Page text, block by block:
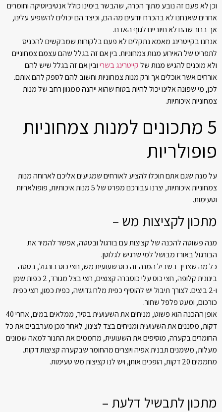
וכן לא פעם זה נובע מתוך הכרה, שהבשר בימינו כולל אנטיביוטיקה וחומרים
אחרים שאנחנו לא בהכרח יודעים מה הם, וכיצד הם יכולים להשפיע עלינו,
אך ברור שהם לא חיוביים לגוף האדם.
אנחנו בקייטרינג מאמא נתקלים לא פעם בלקוחות שמבקשים להכניס
לתפריט של האירוע מנות צמחוניות. בין אם זה בגלל שהם עצמם צמחוניים
ולא מוכנים להגיש מנות שלקייטרינג בשריובין אם זה בגלל שיש להם
אורחים אשר אוכלים אך ורק מנות צמחוניות וחשוב להם לספק להם אותם.
לכן, מי שפונה אלינו יכול להיות בטוח שהוא ייהנה ממגוון רחב של מנות
צמחוניות איכותיות.
5 מתכונים למנות צמחוניות
פופולריות
על מנת שגם אתם תוכלו להציע לאורחים שמגיעים אליכם לארוחה מנות
צמחוניות איכותיות, יצרנו עבורכם מפרט של 5 מנות איכותיות, פופולאריות
וטעימות.
מתכון לקציצות מש –
מנה פשוטה להכנה של קציצות עם בורגול ובטטה, אפשר להמיר את
הבורגול באורז מבושל למי שרגיש לגלוטן.
כל מה שצריך בשביל המנה זה כוס שעועית מש, חצי כוס בורגול, בטטה
בינונית קלופה, חצי כוס עלי כוסברה קצוצים, חצי בצל מגורד, 2 כפות שמן
ו-2 ביצים. לצורך תיבול יש להוסיף כפית מלח גדושה, כפית כמון, חצי כפית
כורכום, ומעט פלפל שחור.
אופן ההכנה הוא פשוט, מניחים את השעועית בסיר, ממלאים במים, אחרי 40
דקות, מסננים את השעועית ומניחים בצד לצינון, לאחר מכן מערבבים את כל
החומרים בקערה, מוסיפים את השעועית, מחממים את התנור למאה שמונים
מעלות, משמנים תבנית אפיה ויוצרים מהחומר שבקערה קציצות דקות.
מחממים 20 דקות, הופכים אותן, ויש לנו קציצות מש טעימות.
מתכון לתבשיל דלעת –